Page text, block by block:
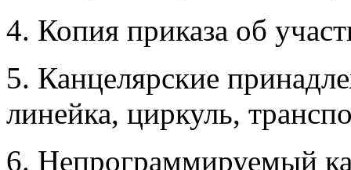
4. Копия приказа об
5. Канцелярские
линейка, циркуль,
6. Непрограммируемый